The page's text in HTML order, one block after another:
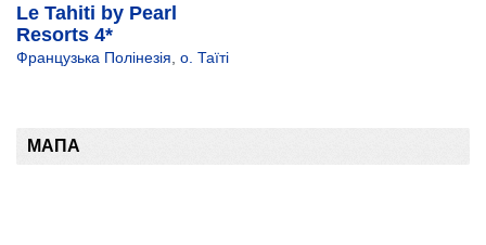
Le Tahiti by Pearl
Resorts 4*
Французька Полінезія о. Таїті
МАПА